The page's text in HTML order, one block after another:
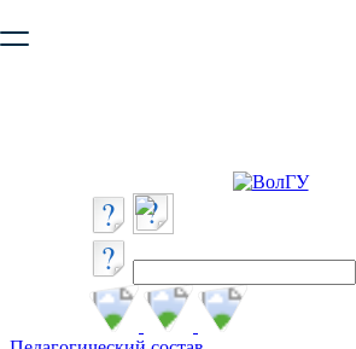
безопасную работу с сайтом. Пожалуйста